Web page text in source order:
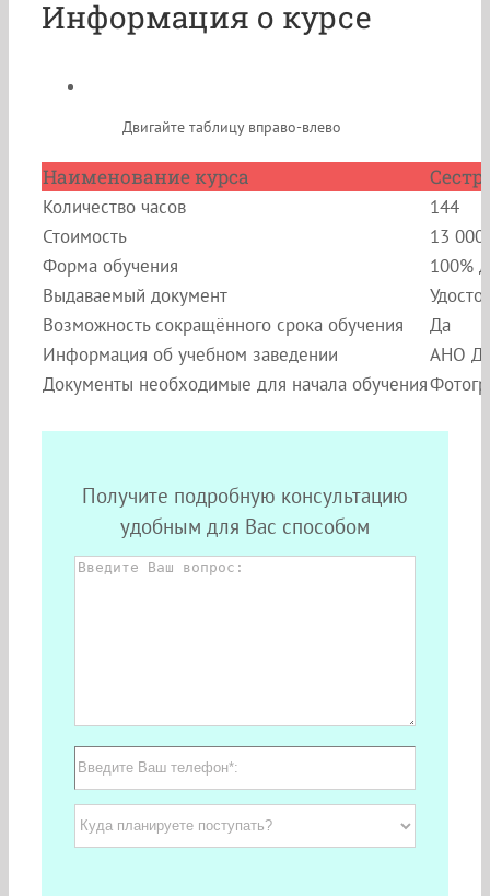
Информация о курсе
Двигайте таблицу вправо-влево
Наименование курса
Количество часов
144
Стоимость
13 000
Форма обучения
100%
Выдаваемый документ
Возможность сокращённого срока обучения
Да
Информация об учебном заведении
АНО
Документы необходимые для начала обучения
Получите подробную консультацию
удобным для Вас способом